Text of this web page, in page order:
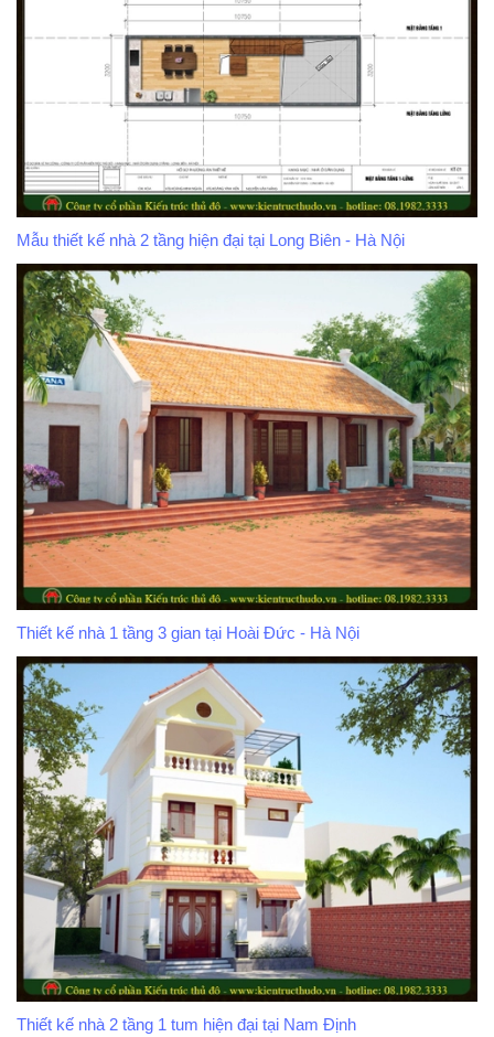
Mẫu thiết kế nhà 2 tầng hiện đại tại Long Biên - Hà Nội
Thiết kế nhà 1 tầng 3 gian tại Hoài Đức - Hà Nội
Thiết kế nhà 2 tầng 1 tum hiện đại tại Nam Định